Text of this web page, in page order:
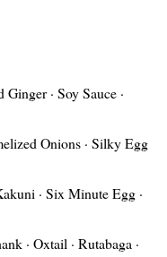
Ginger · Soy Sauce ·
Onions · Silky Egg
· Six Minute Egg ·
· Oxtail · Rutabaga ·